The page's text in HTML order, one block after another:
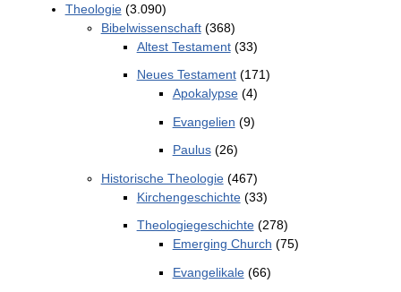
Theologie(3.090)
Bibelwissenschaft(368)
Altest Testament(33)
Neues Testament(171)
Apokalypse(4)
Evangelien (9)
Paulus(26)
Historische Theologie(467)
Kirchengeschichte(33)
Theologiegeschichte(278)
Emerging Church (75)
Evangelikale(66)